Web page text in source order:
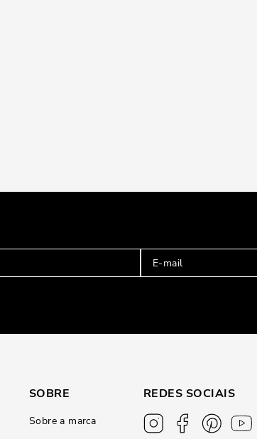
SOBRE
Sobre a marca
REDES SOCIAIS